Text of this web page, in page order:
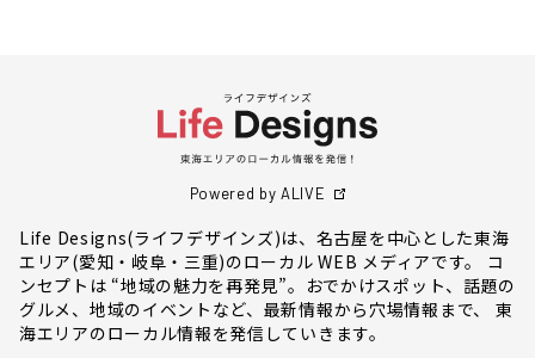
Powered by ALIVE
Life Designs(ライフデザインズ)は、名古屋を中心とした東海
エリア(愛知・岐阜・三重)のローカル WEB メディアです。 コ
ンセプトは “地域の魅力を再発見”。おでかけスポット、話題の
グルメ、地域のイベントなど、最新情報から穴場情報まで、 東
海エリアのローカル情報を発信していきます。